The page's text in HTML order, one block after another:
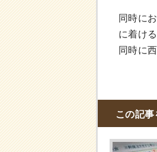
同時に
に着け
同時に
この記